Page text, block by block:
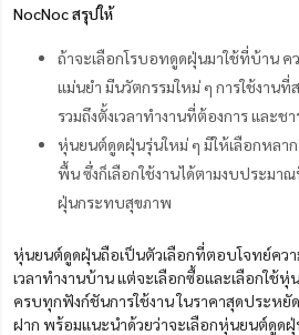
NocNoc สรุปให้
ถ้าจะเลือกโรบอทดูดฝุ่นมาใช้ที่บ้าน ค
แม่นยำ มีนวัตกรรมใหม่ ๆ การใช้งาน
รวมถึงตั้งเวลาทำงานที่ต้องการ และช
หุ่นยนต์ดูดฝุ่นรุ่นใหม่ ๆ มีให้เลือกหลา
พื้น ซึ่งก็เลือกใช้งานได้ตามงบประมา
ฝุ่นกระทบสุขภาพ
หุ่นยนต์ดูดฝุ่นถือเป็นตัวเลือกที่ตอบโจทย์คว
เวลาทำงานบ้านแต่จะเลือกซื้อและเลือกใช้
ครบทุกฟังก์ชันการใช้งาน ในราคาสุดประหยั
ฝาก พร้อมแนะนำด้วยว่าจะเลือกหุ่นยนต์ดูด